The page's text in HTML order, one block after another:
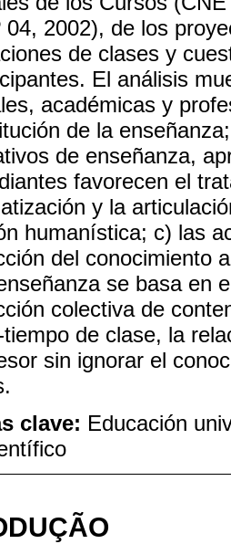
04, 2002), de los
de clases y
El análisis
académicas y
de la
de enseñanza,
favorecen el
y la
humanística; c) las
del conocimiento
se basa en
colectiva de
de clase, la
sin ignorar el
clave: Educación